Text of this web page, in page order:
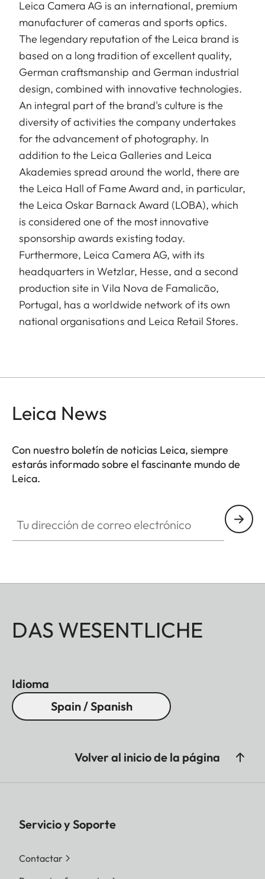
Leica Camera AG is an international, premium
manufacturer of cameras and sports optics.
The legendary reputation of the Leica brand is
based on a long tradition of excellent quality,
German craftsmanship and German industrial
design, combined with innovative technologies.
An integral part of the brand's culture is the
diversity of activities the company undertakes
for the advancement of photography. In
addition to the Leica Galleries and Leica
Akademies spread around the world, there are
the Leica Hall of Fame Award and, in particular,
the Leica Oskar Barnack Award (LOBA), which
is considered one of the most innovative
sponsorship awards existing today.
Furthermore, Leica Camera AG, with its
headquarters in Wetzlar, Hesse, and a second
production site in Vila Nova de Famalicão,
Portugal, has a worldwide network of its own
national organisations and Leica Retail Stores.
Leica News
Con nuestro boletín de noticias Leica, siempre
estarás informado sobre el fascinante mundo de
Leica.
DAS WESENTLICHE
Idioma
Spain / Spanish
Volver al inicio de la página
Servicio y Soporte
Contactar